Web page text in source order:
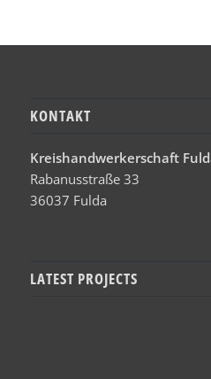
KONTAKT
Kreishandwerkerschaft
Rabanusstraße 33
36037 Fulda
LATEST PROJECTS